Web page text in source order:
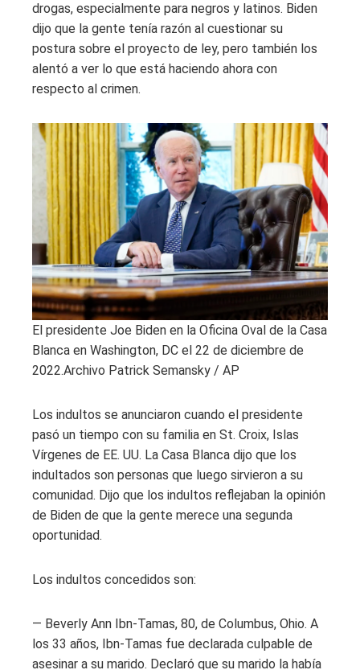
drogas, especialmente para negros y latinos. Biden
dijo que la gente tenía razón al cuestionar su
postura sobre el proyecto de ley, pero también los
alentó a ver lo que está haciendo ahora con
respecto al crimen.
El presidente Joe Biden en la Oficina Oval de la Casa
Blanca en Washington, DC el 22 de diciembre de
2022.Archivo Patrick Semansky / AP
Los indultos se anunciaron cuando el presidente
pasó un tiempo con su familia en St. Croix, Islas
Vírgenes de EE. UU. La Casa Blanca dijo que los
indultados son personas que luego sirvieron a su
comunidad. Dijo que los indultos reflejaban la opinión
de Biden de que la gente merece una segunda
oportunidad.
Los indultos concedidos son:
— Beverly Ann Ibn-Tamas, 80, de Columbus, Ohio. A
los 33 años, Ibn-Tamas fue declarada culpable de
asesinar a su marido. Declaró que su marido la había